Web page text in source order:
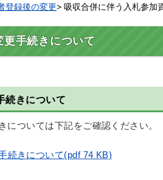
登録後の変更> 吸収合併に伴う入札参加
更手続きについて
続きについて
ついては下記をご確認ください。
続きについて(pdf 74 KB)